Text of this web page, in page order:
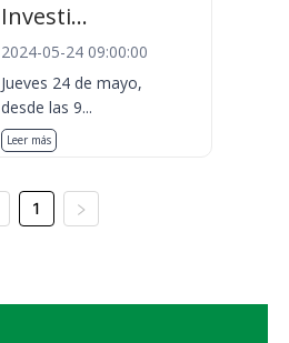
Investi...
2024-05-24 09:00:00
Jueves 24 de mayo,
desde las 9...
Leer más
1